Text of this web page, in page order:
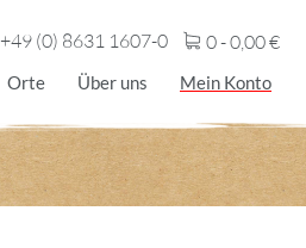
+49 (0) 8631 1607-0 0 -0,00€
Orte Über uns Mein Konto